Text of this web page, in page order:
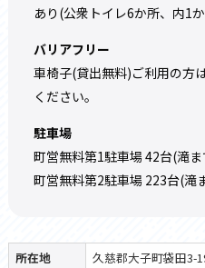
あり(公衆トイレ6か所、内1
バリアフリー
車椅子(貸出無料)ご利用の方
ください。
駐車場
町営無料第1駐車場 42台(滝
町営無料第2駐車場 223台(滝
所在地 久慈郡大子町袋田3-